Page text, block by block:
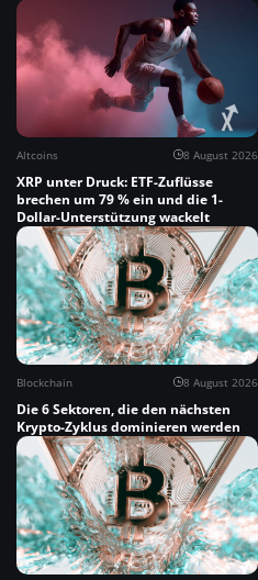
Altcoins 8 August 2026
XRP unter Druck: ETF-Zuflüsse
brechen um 79 % ein und die 1-
Dollar-Unterstützung wackelt
Blockchain 8 August 2026
Die 6 Sektoren, die den nächsten
Krypto-Zyklus dominieren werden